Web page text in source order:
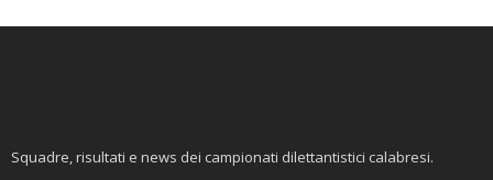
Squadre, risultati e news dei campionati dilettantistici calabresi.